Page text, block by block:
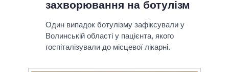
захворювання на ботулізм
Один випадок ботулізму зафіксували у
Волинській області у пацієнта, якого
госпіталізували до місцевої лікарні.